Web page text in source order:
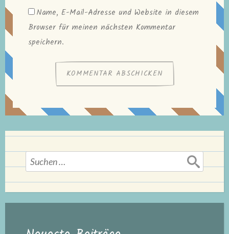
Name, E-Mail-Adresse und Website in diesem
Browser für meinen nächsten Kommentar
speichern.
Suchen
nach: